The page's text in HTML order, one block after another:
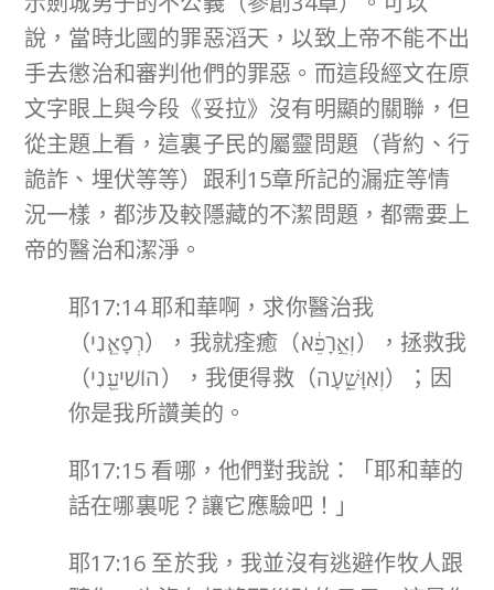
說，當時北國的罪惡滔天，以致上帝不能不出
手去懲治和審判他們的罪惡。而這段經文在原
文字眼上與今段《妥拉》沒有明顯的關聯，但
從主題上看，這裏子民的屬靈問題（背約、行
詭詐、埋伏等等）跟利15章所記的漏症等情
況一樣，都涉及較隱藏的不潔問題，都需要上
帝的醫治和潔淨。
耶17:14 耶和華啊，求你醫治我
（רְפָאֵ֤נִי），我就痊癒（וְאֵ֣רָפֵ֔א），拯救我
（הוֹשִׁיעֵ֖נִי），我便得救（וְאִוָּשֵׁ֑עָה）；因
你是我所讚美的。
耶17:15 看哪，他們對我說：「耶和華的
話在哪裏呢？讓它應驗吧！」
耶17:16 至於我，我並沒有逃避作牧人跟